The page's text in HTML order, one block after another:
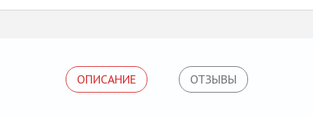
ОПИСАНИЕ ОТЗЫВЫ